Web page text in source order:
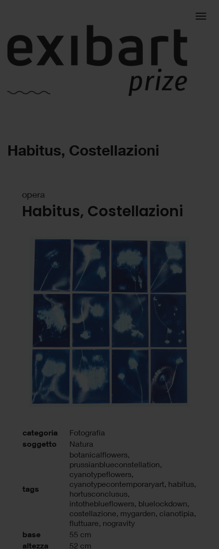
Habitus, Costellazioni
opera
Habitus, Costellazioni
categoria Fotografia
soggetto Natura
tags
botanicalflowers
prussianblueconstellation
cyanotypeflowers
cyanotypecontemporaryart habitus
hortusconclusus
intotheblueflowers bluelockdown
costellazione mygarden cianotipia
fluttuare nogravity
base 55 cm
altezza 52 cm